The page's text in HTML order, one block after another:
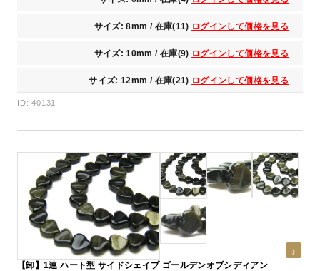
サイズ: 8mm / 在庫(11) ログインして価格を見る
サイズ: 10mm / 在庫(9) ログインして価格を見る
サイズ: 12mm / 在庫(21) ログインして価格を見る
ID: 40131
【卸】1連 ハート型 サイドシェイプ ゴールデンオブシディアン